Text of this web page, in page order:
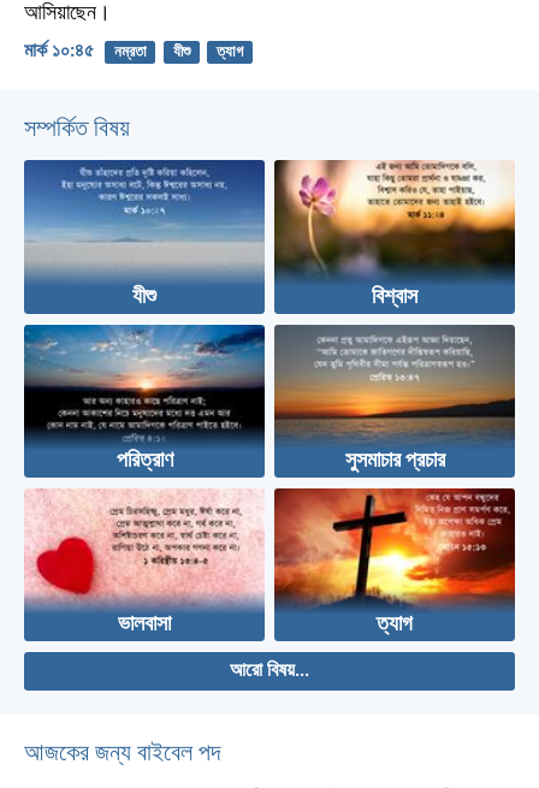
আসিয়াছেন।
মার্ক ১০:৪৫ নম্রতা যীশু ত্যাগ
সম্পর্কিত বিষয়
যীশু বিশ্বাস
পরিত্রাণ সুসমাচার প্রচার
ভালবাসা ত্যাগ
আরো বিষয়...
আজকের জন্য বাইবেল পদ